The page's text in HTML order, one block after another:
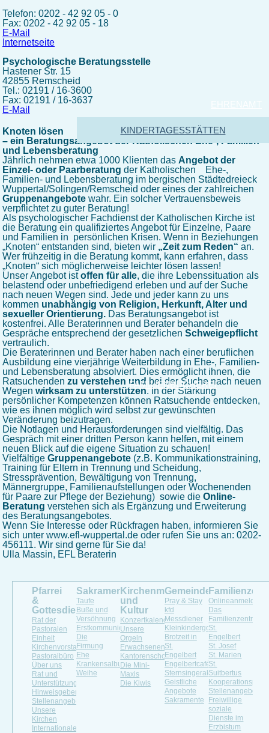
KINDERTAGESSTÄTTEN
FAMILIENBÜCHEREI
Telefon: 0202 - 42 92 05 - 0
Fax: 0202 - 42 92 05 - 18
E-Mail
Internetseite
Psychologische Beratungsstelle
Hastener Str. 15
42855 Remscheid
Tel.: 02191 / 16-3600
Fax: 02191 / 16-3637
E-Mail
Knoten lösen
– ein Beratungsangebot der Katholischen Ehe-, Familien-
und Lebensberatung
Jährlich nehmen etwa 1000 Klienten das Angebot der
Einzel- oder Paarberatung der Katholischen Ehe-,
Familien- und Lebensberatung im bergischen Städtedreieck
Wuppertal/Solingen/Remscheid oder eines der zahlreichen
Gruppenangebote wahr. Ein solcher Vertrauensbeweis
verpflichtet zu guter Beratung!
Als psychologischer Fachdienst der Katholischen Kirche ist
die Beratung ein qualifiziertes Angebot für Einzelne, Paare
und Familien in persönlichen Krisen. Wenn in Beziehungen
„Knoten“ entstanden sind, bieten wir „Zeit zum Reden“ an.
Wer frühzeitig in die Beratung kommt, kann erfahren, dass
„Knoten“ sich möglicherweise leichter lösen lassen!
Unser Angebot istoffen für alle, die ihre Lebenssituation als
belastend oder unbefriedigend erleben und auf der Suche
nach neuen Wegen sind. Jede und jeder kann zu uns
kommen unabhängig von Religion, Herkunft, Alter und
sexueller Orientierung. Das Beratungsangebot ist
kostenfrei. Alle Beraterinnen und Berater behandeln die
Gespräche entsprechend der gesetzlichen Schweigepflicht
vertraulich.
Die Beraterinnen und Berater haben nach einer beruflichen
Ausbildung eine vierjährige Weiterbildung in Ehe-, Familien-
und Lebensberatung absolviert. Dies ermöglicht ihnen, die
Ratsuchenden zu verstehen und bei der Suche nach neuen
Wegen wirksam zu unterstützen. In der Stärkung
persönlicher Kompetenzen können Ratsuchende entdecken,
wie es ihnen möglich wird selbst zur gewünschten
Veränderung beizutragen.
Die Notlagen und Herausforderungen sind vielfältig. Das
Gespräch mit einer dritten Person kann helfen, mit einem
neuen Blick auf die eigene Situation zu schauen!
Vielfältige Gruppenangebote (z.B. Kommunikationstraining,
Training für Eltern in Trennung und Scheidung,
Stressprävention, Bewältigung von Trennung,
Männergruppe, Familienaufstellungen oder Wochenenden
für Paare zur Pflege der Beziehung) sowie die Online-
Beratung verstehen sich als Ergänzung und Erweiterung
des Beratungsangebotes.
Wenn Sie Interesse oder Rückfragen haben, informieren Sie
sich unter www.efl-wuppertal.de oder rufen Sie uns an: 0202-
456111. Wir sind gerne für Sie da!
Ulla Massin, EFL Beraterin
Pfarrei
&
Gottesdienste
Rat der
Pastoralen
Einheit
Kirchenvorstand
Pastoralbüro
Über uns
Rat und
Unterstützung
Hinweisgeberportal
Stellenangebot
Unsere
Kirchen
Internationale
Sakramente
Taufe
Buße und
Versöhnung
Erstkommunion
Die
Firmung
Ehe
Krankensalbung
Weihe
Kirchenmusik
und
Kultur
Konzertkalender
Unsere
Orgeln
Erwachsenenchöre
Kantorenschola
Die Mini-
Maxis
Die Kiwis
Gemeindeleben
Pray & Stay
kfd
Messdiener
Kleinkindergottesdienst
Brotzeit in
St.
Engelbert
Engelbertcafé
Sternsingeraktion
Geistliche
Angebote
Sakramente
Onlineanmeldung
Das
Familienzentrum
St.
Engelbert
St. Josef
St. Marien
St.
Suitbertus
Stellenangebote
Freiwillige
soziale
Dienste im
Erzbistum